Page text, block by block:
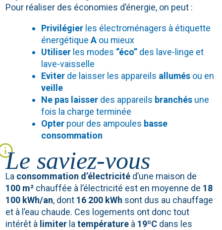
Pour réaliser des économies d’énergie, on peut :
Privilégier les électroménagers à étiquette
énergétiqueA ou mieux
Utiliser les modes “éco” des lave-linge et
lave-vaisselle
Eviter de laisser les appareils allumés ou en
veille
Ne pas laisser des appareils branchés une
fois la charge terminée
Opter pour des ampoules basse
consommation
Le saviez-vous
La consommation d’électricité d’une maison de
100 m² chauffée à l’électricité est en moyenne de 18
100 kWh/an, dont 16 200 kWh sont dus au chauffage
et à l’eau chaude. Ces logements ont donc tout
intérêt à limiter latempérature à 19ºC dans les